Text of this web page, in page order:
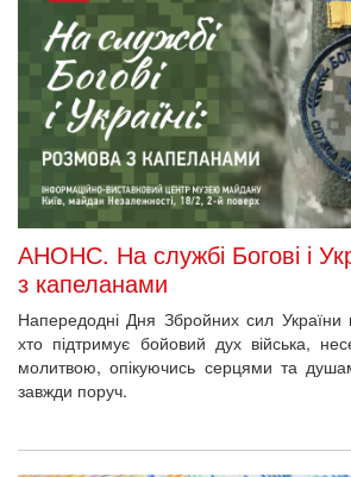
АНОНС. На службі Богові і
з капеланами
Напередодні Дня Збройних сил України
хто підтримує бойовий дух війська,
молитвою, опікуючись серцями та
завжди поруч.